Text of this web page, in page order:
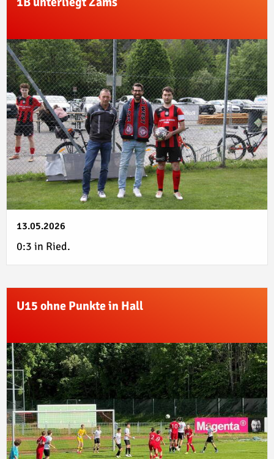
13.05.2026
0:3 in Ried.
U15 ohne Punkte in Hall